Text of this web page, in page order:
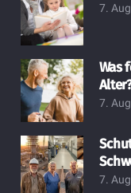
7.
Was
7.
7.